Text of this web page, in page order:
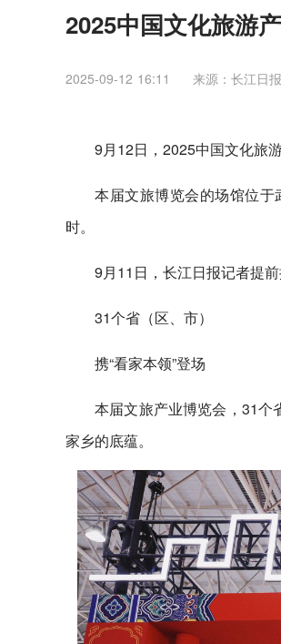
2025中国文化旅游
2025-09-12 16:11 来源：长江日报
9月12日，2025中国文化旅
本届文旅博览会的场馆位
时。
9月11日，长江日报记者提
31个省（区、市）
携“看家本领”登场
本届文旅产业博览会，31个
家乡的底蕴。